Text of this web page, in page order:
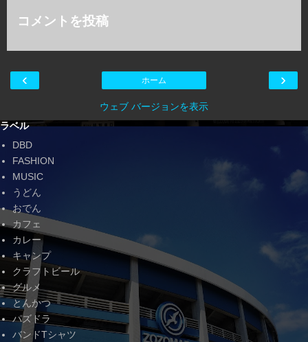
コメントを投稿
‹ ›
ホーム
ウェブ バージョンを表示
ラベル
DBD
FASHION
MUSIC
うどん
おでん
カフェ
カレー
キャンプ
クラフトビール
グルメ
とんかつ
パズドラ
バンドTシャツ